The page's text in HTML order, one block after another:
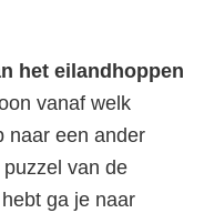
het eilandhoppen
vanaf welk
naar een ander
van de
ga je naar